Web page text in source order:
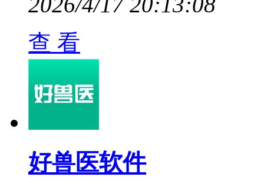
查 看
好兽医软件